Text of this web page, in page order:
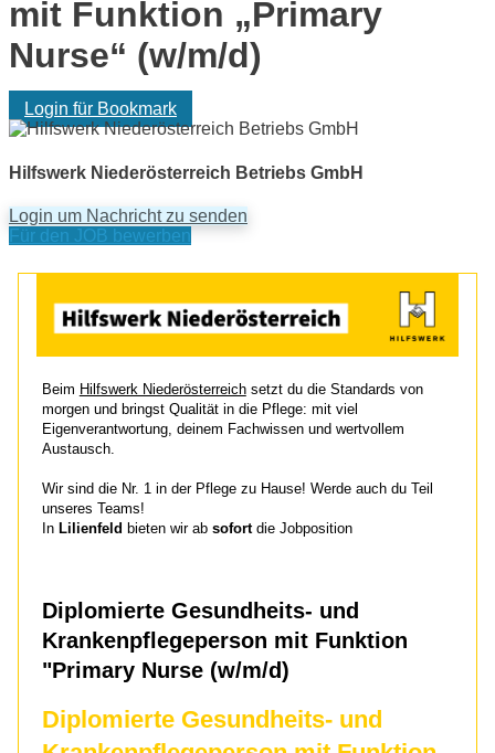
mit Funktion „Primary
Nurse“ (w/m/d)
Login für Bookmark
Hilfswerk Niederösterreich Betriebs GmbH
Login um Nachricht zu senden
Für den JOB bewerben